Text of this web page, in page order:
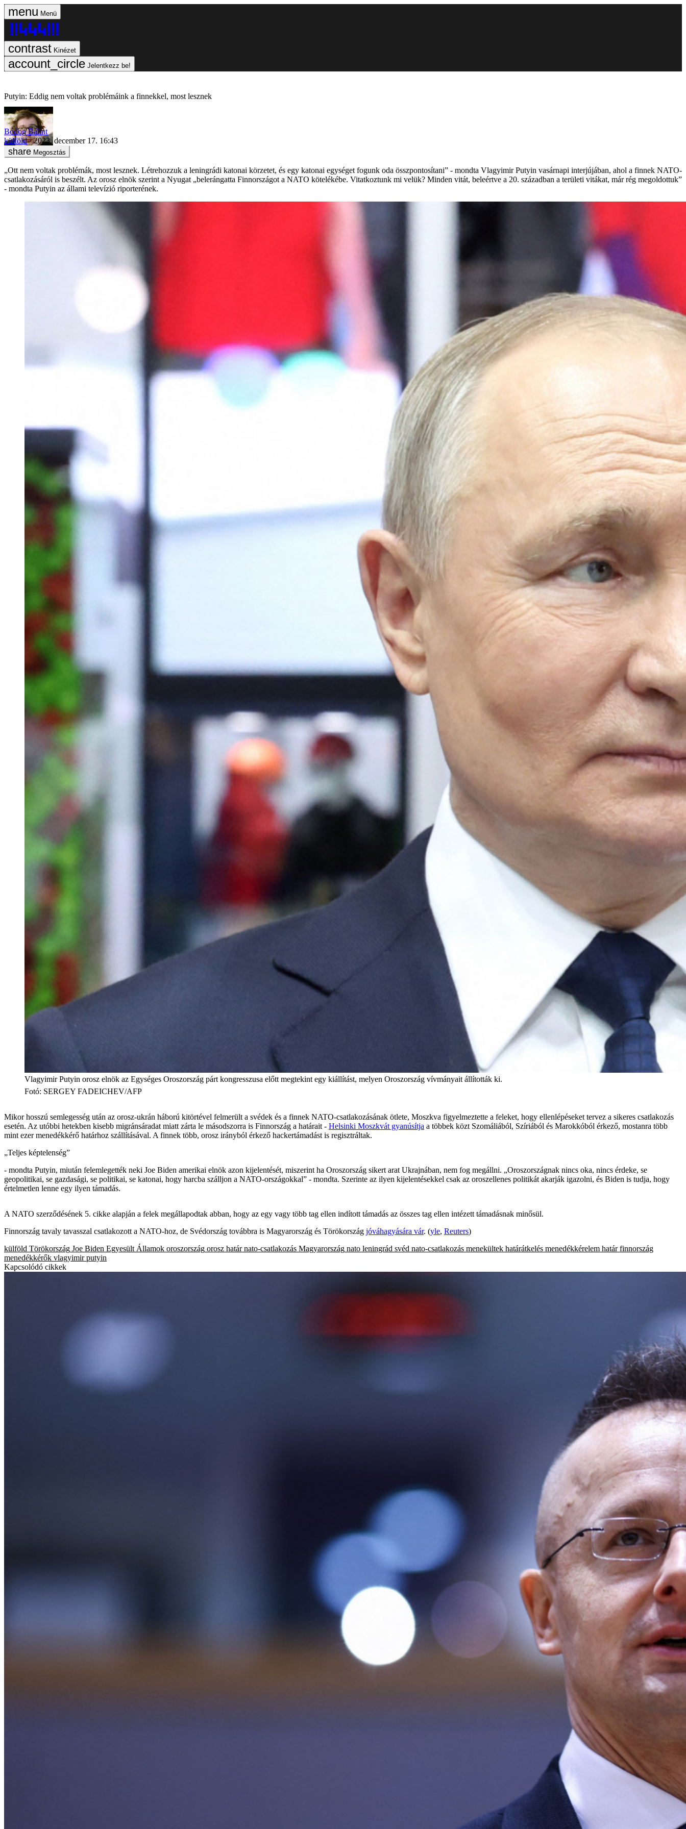
Menü
Kinézet
Jelentkezz be!
Putyin: Eddig nem voltak problémáink a finnekkel, most lesznek
Bódog Bálint
külföld
2023. december 17. 16:43
Megosztás
„Ott nem voltak problémák, most lesznek. Létrehozzuk a leningrádi katonai körzetet, és egy katonai egységet fogunk oda összpontosítani” - mondta Vlagyimir Putyin vasárnapi interjújában, ahol a finnek NATO-
csatlakozásáról is beszélt. Az orosz elnök szerint a Nyugat „belerángatta Finnországot a NATO kötelékébe. Vitatkoztunk mi velük? Minden vitát, beleértve a 20. században a területi vitákat, már rég megoldottuk”
- mondta Putyin az állami televízió riporterének.
Vlagyimir Putyin orosz elnök az Egységes Oroszország párt kongresszusa előtt megtekint egy kiállítást, melyen Oroszország vívmányait állították ki.
Fotó: SERGEY FADEICHEV/AFP
Mikor hosszú semlegesség után az orosz-ukrán háború kitörtével felmerült a svédek és a finnek NATO-csatlakozásának ötlete, Moszkva figyelmeztette a feleket, hogy ellenlépéseket tervez a sikeres csatlakozás
esetén. Az utóbbi hetekben kisebb migránsáradat miatt zárta le másodszorra is Finnország a határait - Helsinki Moszkvát gyanúsítja a többek közt Szomáliából, Szíriából és Marokkóból érkező, mostanra több
mint ezer menedékkérő határhoz szállításával. A finnek több, orosz irányból érkező hackertámadást is regisztráltak.
„Teljes képtelenség”
- mondta Putyin, miután felemlegették neki Joe Biden amerikai elnök azon kijelentését, miszerint ha Oroszország sikert arat Ukrajnában, nem fog megállni. „Oroszországnak nincs oka, nincs érdeke, se
geopolitikai, se gazdasági, se politikai, se katonai, hogy harcba szálljon a NATO-országokkal” - mondta. Szerinte az ilyen kijelentésekkel csak az oroszellenes politikát akarják igazolni, és Biden is tudja, hogy
értelmetlen lenne egy ilyen támadás.
A NATO szerződésének 5. cikke alapján a felek megállapodtak abban, hogy az egy vagy több tag ellen indított támadás az összes tag ellen intézett támadásnak minősül.
Finnország tavaly tavasszal csatlakozott a NATO-hoz, de Svédország továbbra is Magyarország és Törökország jóváhagyására vár. (yle, Reuters)
külföld Törökország Joe Biden Egyesült Államok oroszország orosz határ nato-csatlakozás Magyarország nato leningrád svéd nato-csatlakozás menekültek határátkelés menedékkérelem határ finnország
menedékkérők vlagyimir putyin
Kapcsolódó cikkek